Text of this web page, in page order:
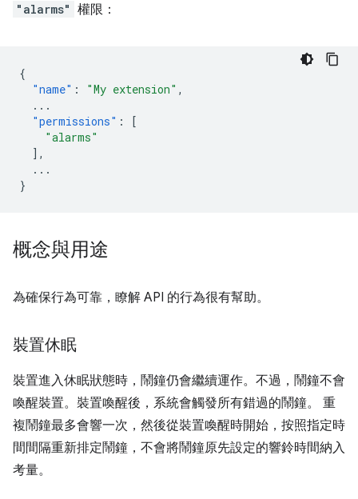
"alarms" 權限：
{
"name" : "My extension" ,
...
"permissions" :
[
"alarms"
],
...
}
概念與用途
為確保行為可靠，瞭解 API 的行為很有幫助。
裝置休眠
裝置進入休眠狀態時，鬧鐘仍會繼續運作。不過，鬧鐘不會
喚醒裝置。裝置喚醒後，系統會觸發所有錯過的鬧鐘。 重
複鬧鐘最多會響一次，然後從裝置喚醒時開始，按照指定時
間間隔重新排定鬧鐘，不會將鬧鐘原先設定的響鈴時間納入
考量。